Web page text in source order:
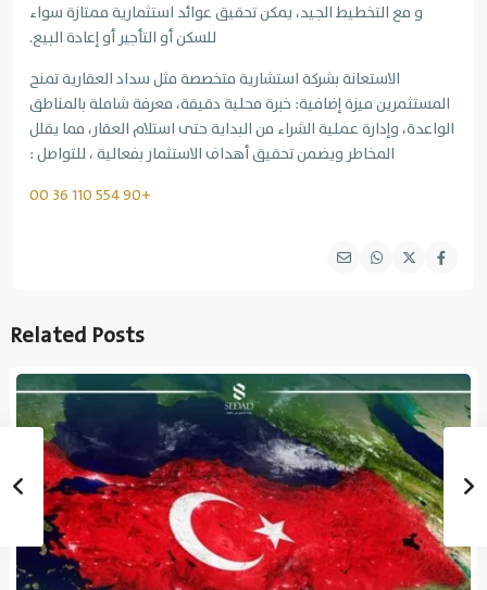
و مع التخطيط الجيد، يمكن تحقيق عوائد استثمارية ممتازة سواء
للسكن أو التأجير أو إعادة البيع.
الاستعانة بشركة استشارية متخصصة مثل سداد العقارية تمنح
المستثمرين ميزة إضافية: خبرة محلية دقيقة، معرفة شاملة بالمناطق
الواعدة، وإدارة عملية الشراء من البداية حتى استلام العقار، مما يقلل
المخاطر ويضمن تحقيق أهداف الاستثمار بفعالية ، للتواصل :
+90 554 110 36 00
Related Posts